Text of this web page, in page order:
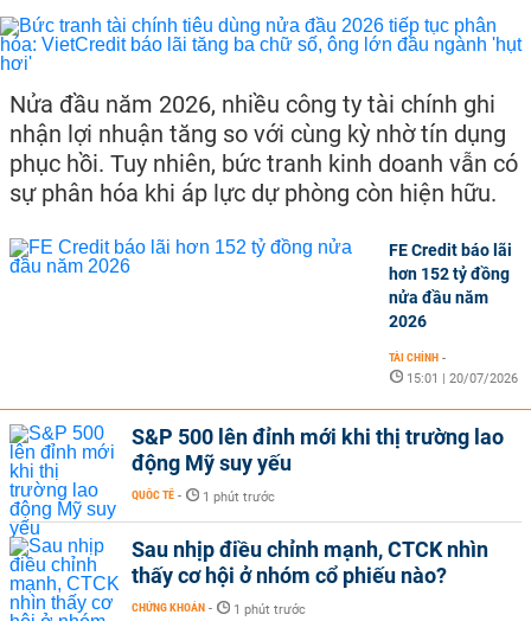
Nửa đầu năm 2026, nhiều công ty tài chính ghi
nhận lợi nhuận tăng so với cùng kỳ nhờ tín dụng
phục hồi. Tuy nhiên, bức tranh kinh doanh vẫn có
sự phân hóa khi áp lực dự phòng còn hiện hữu.
FE Credit báo lãi
hơn 152 tỷ đồng
nửa đầu năm
2026
TÀI CHÍNH -
15:01 | 20/07/2026
S&P 500 lên đỉnh mới khi thị trường lao
động Mỹ suy yếu
QUỐC TẾ - 1 phút trước
Sau nhịp điều chỉnh mạnh, CTCK nhìn
thấy cơ hội ở nhóm cổ phiếu nào?
CHỨNG KHOÁN - 1 phút trước